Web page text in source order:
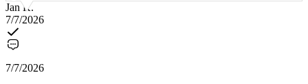
Jan K.
7/7/2026
7/7/2026